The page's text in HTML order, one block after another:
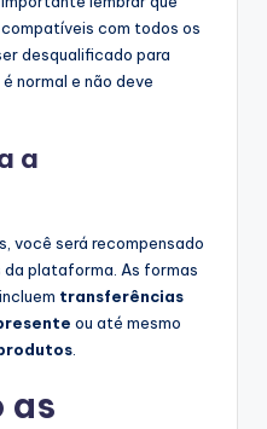
com todos os
desqualificado para
normal e não deve
a
você será recompensado
plataforma. As formas
transferências
ou até mesmo
as